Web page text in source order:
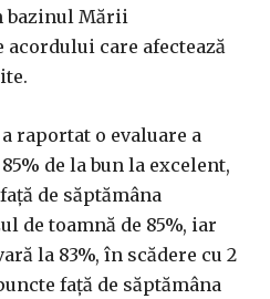
bazinul Mării
acordului care afectează
a raportat o evaluare a
de la bun la excelent,
de săptămâna
de toamnă de 85%, iar
la 83%, în scădere cu 2
față de săptămâna